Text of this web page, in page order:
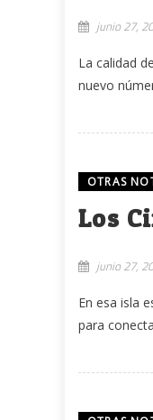
junio 27,
La calidad
nuevo
OTRAS
Los
junio 27,
En esa isla
para